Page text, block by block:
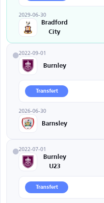
2029-06-30
Bradford
City
2022-09-01
Burnley
Transfert
2026-06-30
Barnsley
2022-07-01
Burnley
U23
Transfert